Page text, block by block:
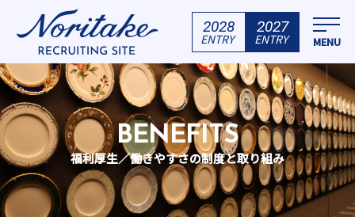
2028
ENTRY
2027
ENTRY
BENEFITS
福利厚生／働きやすさの制度と取り組み